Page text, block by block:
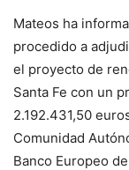
Mateos ha
procedido a
el proyecto de
Santa Fe con un
2.192.431,50
Comunidad
Banco Europeo